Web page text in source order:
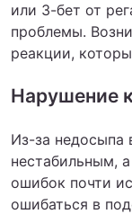
или 3-бет от
проблемы.
реакции,
Нарушение
Из-за недосыпа
нестабильным,
ошибок почти
ошибаться в